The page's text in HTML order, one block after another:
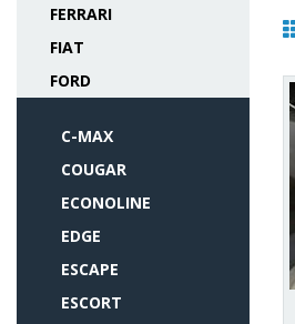
FERRARI
FIAT
FORD
C-MAX
COUGAR
ECONOLINE
EDGE
ESCAPE
ESCORT